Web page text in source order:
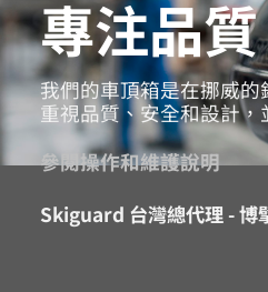
專注品質
我們的車頂箱是在挪威
重視品質、安全和設計
參閱操作和維護說明
Skiguard 台灣總代理 - 博